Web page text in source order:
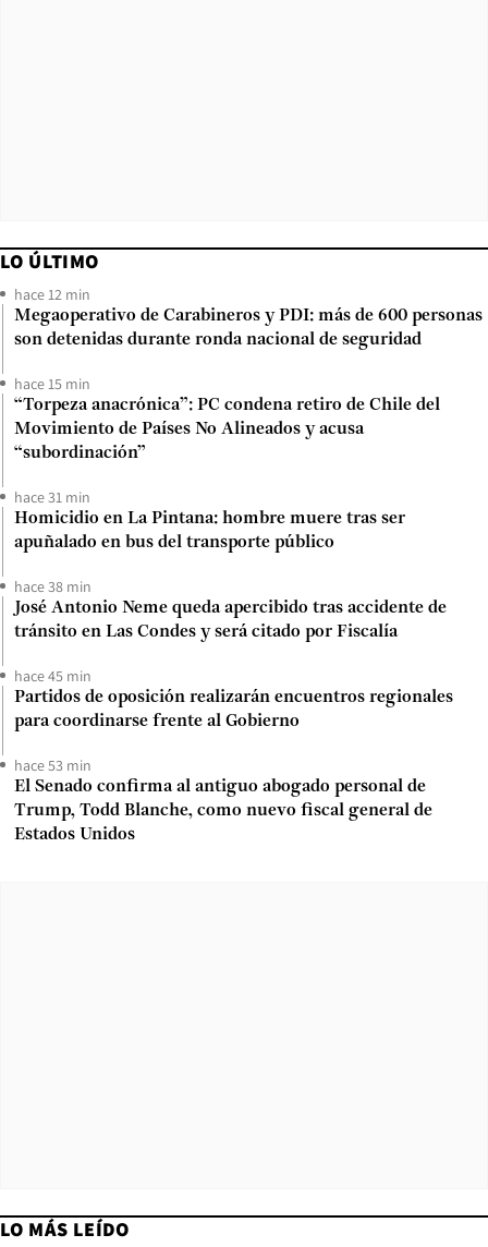
LO ÚLTIMO
hace 12 min
Megaoperativo de Carabineros y PDI: más de 600 personas
son detenidas durante ronda nacional de seguridad
hace 15 min
“Torpeza anacrónica”: PC condena retiro de Chile del
Movimiento de Países No Alineados y acusa
“subordinación”
hace 31 min
Homicidio en La Pintana: hombre muere tras ser
apuñalado en bus del transporte público
hace 38 min
José Antonio Neme queda apercibido tras accidente de
tránsito en Las Condes y será citado por Fiscalía
hace 45 min
Partidos de oposición realizarán encuentros regionales
para coordinarse frente al Gobierno
hace 53 min
El Senado confirma al antiguo abogado personal de
Trump, Todd Blanche, como nuevo fiscal general de
Estados Unidos
LO MÁS LEÍDO